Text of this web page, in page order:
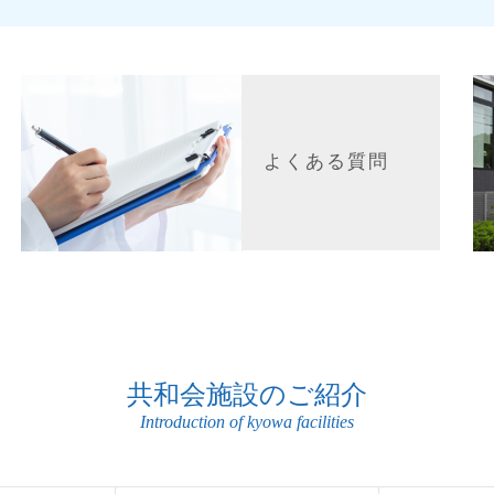
よくある質問
共和会施設のご紹介
Introduction of kyowa facilities